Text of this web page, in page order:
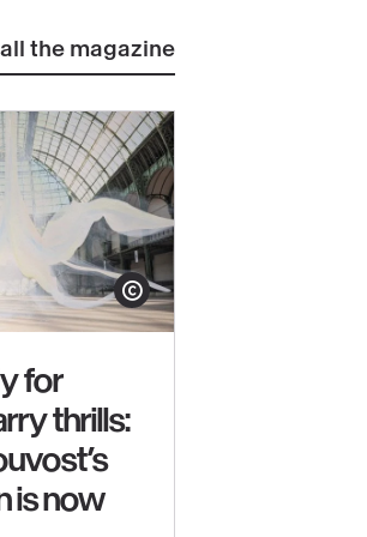
the magazine
Show copyright
for
thrills:
is now